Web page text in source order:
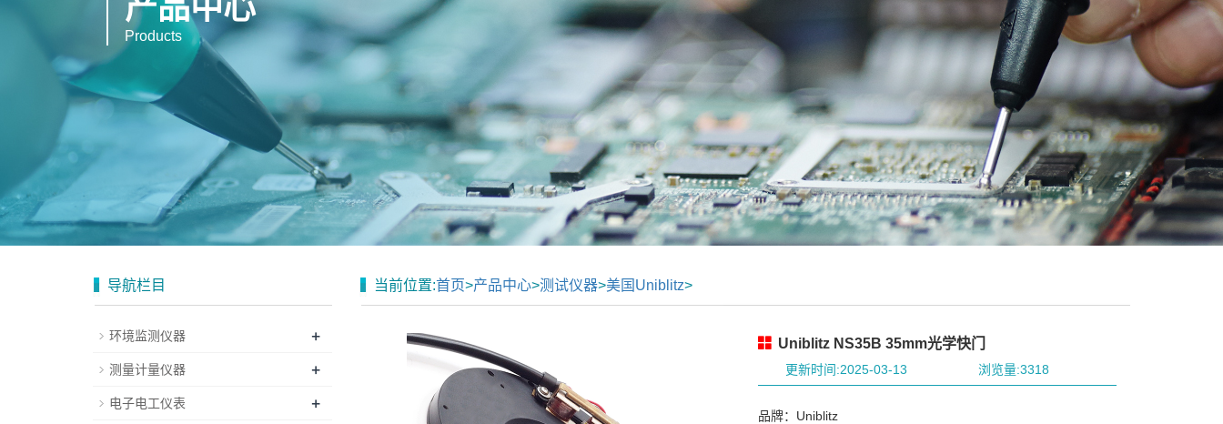
Products
当前位置:首页>产品中心>测试仪器>美国Uniblitz>
Uniblitz NS35B 35mm光学快门
更新时间:2025-03-13 浏览量:3318
品牌：Uniblitz
导航栏目
环境监测仪器 +
测量计量仪器 +
电子电工仪表 +